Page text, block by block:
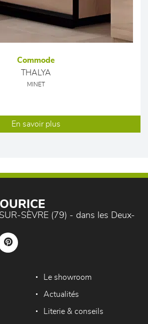
Commode
THALYA
MINET
En savoir plus
SÈVRE (79) - dans les Deux-
Le showroom
Actualités
Literie & conseils